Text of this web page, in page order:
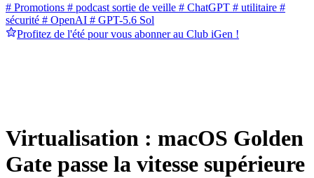
# Promotions # podcast sortie de veille # ChatGPT # utilitaire #
sécurité # OpenAI # GPT-5.6 Sol
Profitez de l'été pour vous abonner au Club iGen !
Virtualisation : macOS Golden
Gate passe la vitesse supérieure